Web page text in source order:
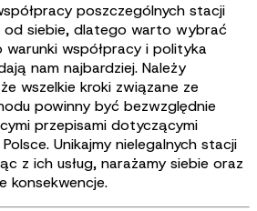
poszczególnych stacji
od siebie, dlatego warto wybrać
współpracy i polityka
nam najbardziej. Należy
wszelkie kroki związane ze
powinny być bezwzględnie
przepisami dotyczącymi
Unikajmy nielegalnych stacji
z ich usług, narażamy siebie oraz
konsekwencje.